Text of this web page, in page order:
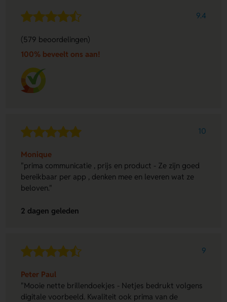
9.4
(579 beoordelingen)
100% beveelt ons aan!
10
Monique
"prima communicatie , prijs en product - Ze zijn goed
bereikbaar per app , denken mee en leveren wat ze
beloven."
2 dagen geleden
9
Peter Paul
"Mooie nette brillendoekjes - Netjes bedrukt volgens
digitale voorbeeld. Kwaliteit ook prima van de